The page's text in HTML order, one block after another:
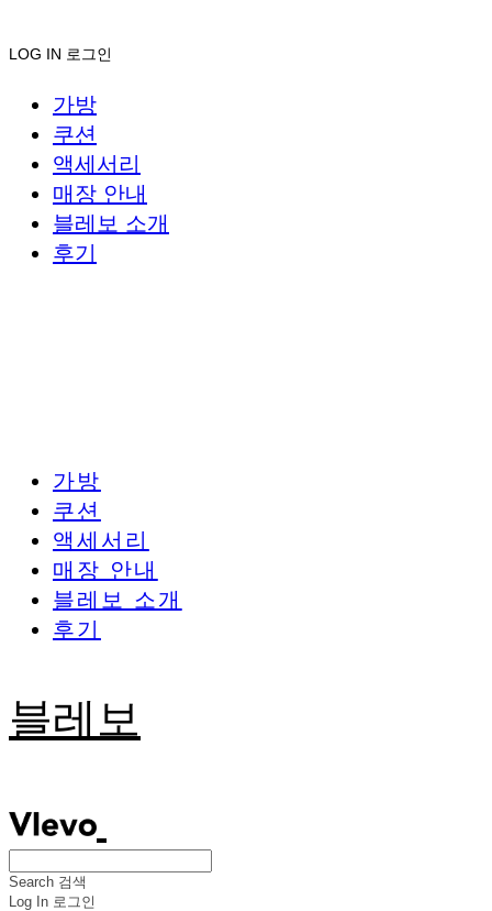
LOG IN 로그인
가방
쿠션
액세서리
매장 안내
블레보 소개
후기
가방
쿠션
액세서리
매장 안내
블레보 소개
후기
블레보
Search 검색
Log In 로그인